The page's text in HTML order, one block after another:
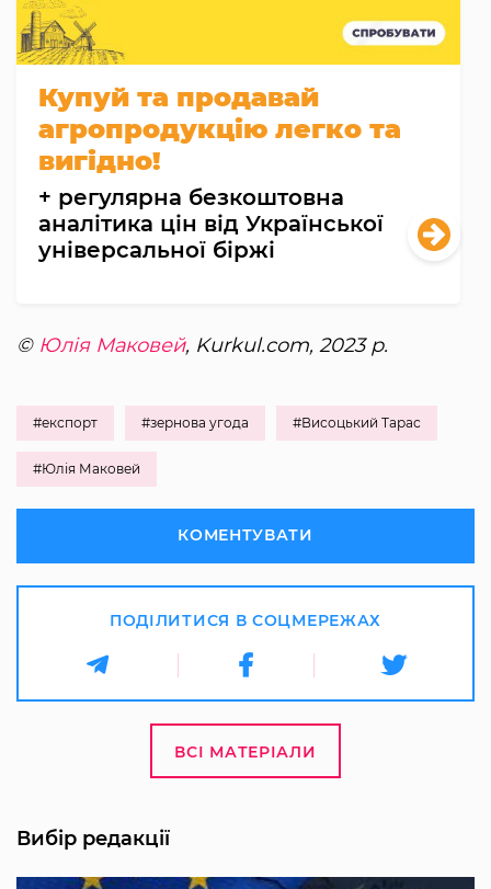
Купуй та продавай
агропродукцію легко та
вигідно!
+ регулярна безкоштовна
аналітика цін від Української
універсальної біржі
© Юлія Маковей, Kurkul.com, 2023 р.
#експорт #зернова угода #Висоцький Тарас
#Юлія Маковей
КОМЕНТУВАТИ
ПОДІЛИТИСЯ В СОЦМЕРЕЖАХ
ВСІ МАТЕРІАЛИ
Вибір редакції